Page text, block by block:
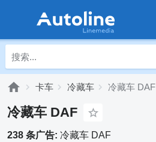
卡车 冷藏车 冷藏车 DAF
冷藏车 DAF
238 条广告: 冷藏车 DAF